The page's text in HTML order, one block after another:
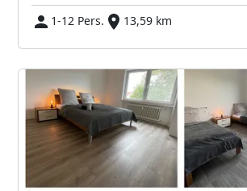
1-12 Pers.
13,59 km